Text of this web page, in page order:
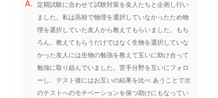
A. 定期試験に合わせて試験対策を友人たちと企画し行い
ました。私は高校で物理を選択していなかったため物
理を選択していた友人から教えてもらいました。もち
ろん、教えてもらうだけではなく生物を選択していな
かった友人には生物の勉強を教えて互いに助け合って
勉強に取り組んでいました。苦手分野を互いにフォロ
ーし、テスト後にはお互いの結果を比べ あうことで次
のテストへのモチベーションを保つ助けにもなってい